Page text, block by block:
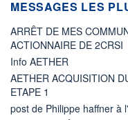
MESSAGES LES
ARRÊT DE MES
ACTIONNAIRE DE 2CRSI
Info AETHER
AETHER ACQUISITION
ETAPE 1
post de Philippe haffner à